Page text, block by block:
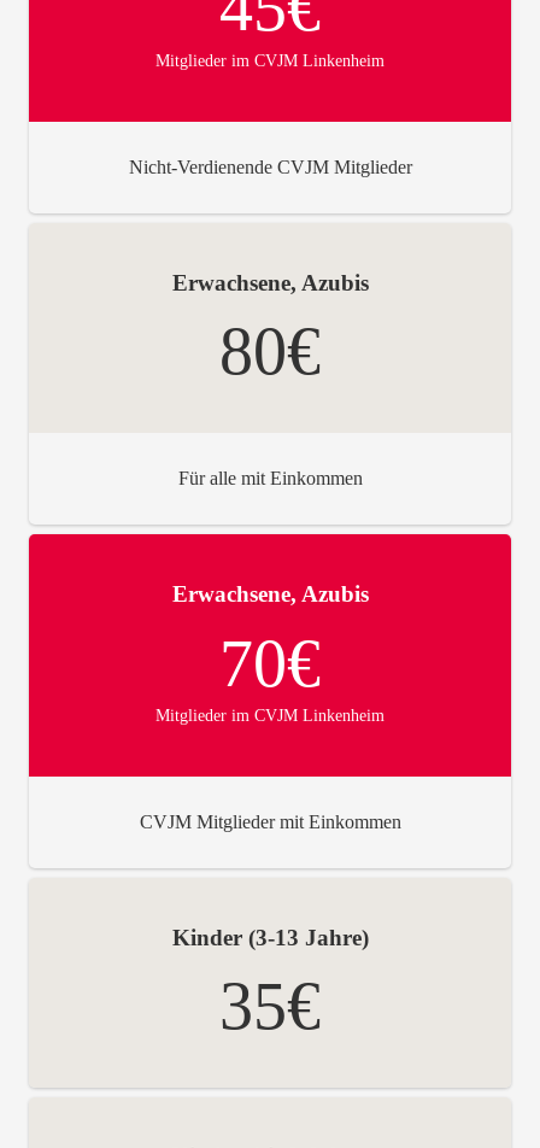
Mitglieder im CVJM Linkenheim
Nicht-Verdienende CVJM Mitglieder
Erwachsene, Azubis
80€
Für alle mit Einkommen
Erwachsene, Azubis
70€
Mitglieder im CVJM Linkenheim
CVJM Mitglieder mit Einkommen
Kinder (3-13 Jahre)
35€